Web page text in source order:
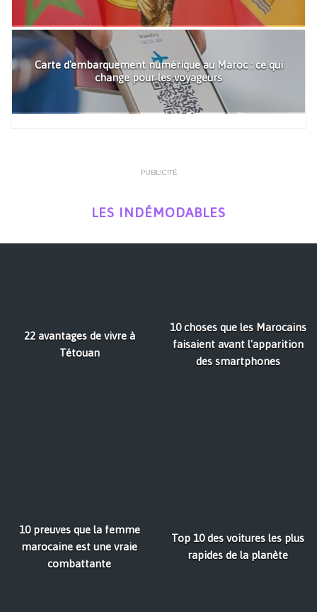
Carte d'embarquement numérique au Maroc : ce qui
change pour les voyageurs
PUBLICITÉ
LES INDÉMODABLES
22 avantages de vivre à
Tétouan
10 choses que les Marocains
faisaient avant l'apparition
des smartphones
10 preuves que la femme
marocaine est une vraie
combattante
Top 10 des voitures les plus
rapides de la planète